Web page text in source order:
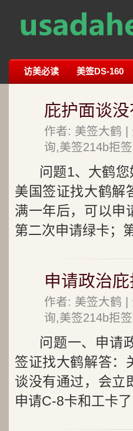
访美必读 美签DS-160
庇护面谈
作者: 美签大鹤 |
询,美签214b拒
问题1、大鹤
美国签证找大鹤解
满一年后，可以申
第二次申请绿卡；
申请政治
作者: 美签大鹤 |
询,美签214b拒
问题一、申请
签证找大鹤解答：
谈没有通过，会立
申请C-8卡和工卡